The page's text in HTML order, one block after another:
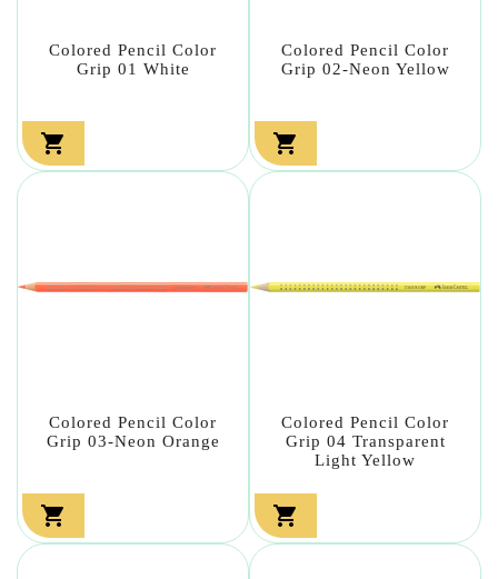
Colored Pencil Color
Grip 01 White

Colored Pencil Color
Grip 02-Neon Yellow

Colored Pencil Color
Grip 03-Neon Orange

Colored Pencil Color
Grip 04 Transparent
Light Yellow
